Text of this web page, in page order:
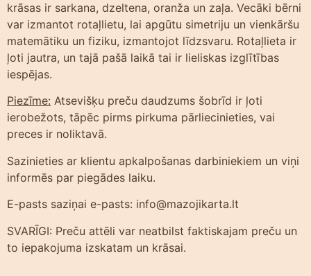
krāsas ir sarkana, dzeltena, oranža un zaļa. Vecāki bērni
var izmantot rotaļlietu, lai apgūtu simetriju un vienkāršu
matemātiku un fiziku, izmantojot līdzsvaru. Rotaļlieta ir
ļoti jautra, un tajā pašā laikā tai ir lieliskas izglītības
iespējas.
Piezīme: Atsevišķu preču daudzums šobrīd ir ļoti
ierobežots, tāpēc pirms pirkuma pārliecinieties, vai
preces ir noliktavā.
Sazinieties ar klientu apkalpošanas darbiniekiem un viņi
informēs par piegādes laiku.
E-pasts saziņai e-pasts: info@mazojikarta.lt
SVARĪGI: Preču attēli var neatbilst faktiskajam preču un
to iepakojuma izskatam un krāsai.